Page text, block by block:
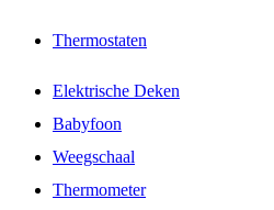
Thermostaten
Elektrische Deken
Babyfoon
Weegschaal
Thermometer